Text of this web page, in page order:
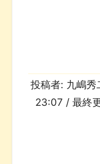
投稿者: 九嶋秀
23:07 / 最終